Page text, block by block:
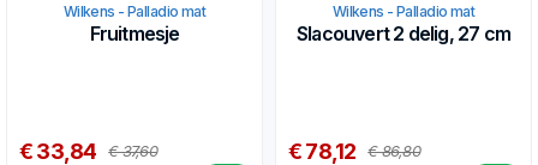
Wilkens - Palladio mat
Fruitmesje
€ 33,84 € 37,60
Wilkens - Palladio mat
Slacouvert 2 delig, 27 cm
€ 78,12 € 86,80